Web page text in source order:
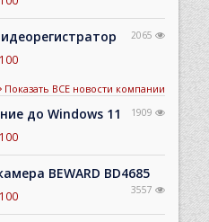
2065
Показать ВСЕ новости компании
до Windows 11 1909
BEWARD BD4685
3557